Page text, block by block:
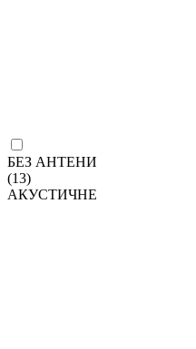
БЕЗ АНТЕНИ
(13)
АКУСТИЧНЕ